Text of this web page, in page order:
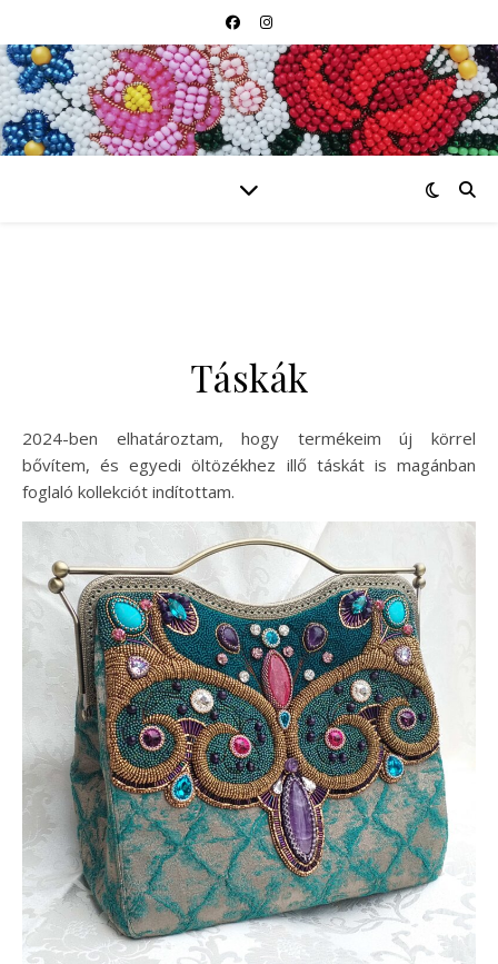
Táskák
2024-ben elhatároztam, hogy termékeim új körrel
bővítem, és egyedi öltözékhez illő táskát is magánban
foglaló kollekciót indítottam.